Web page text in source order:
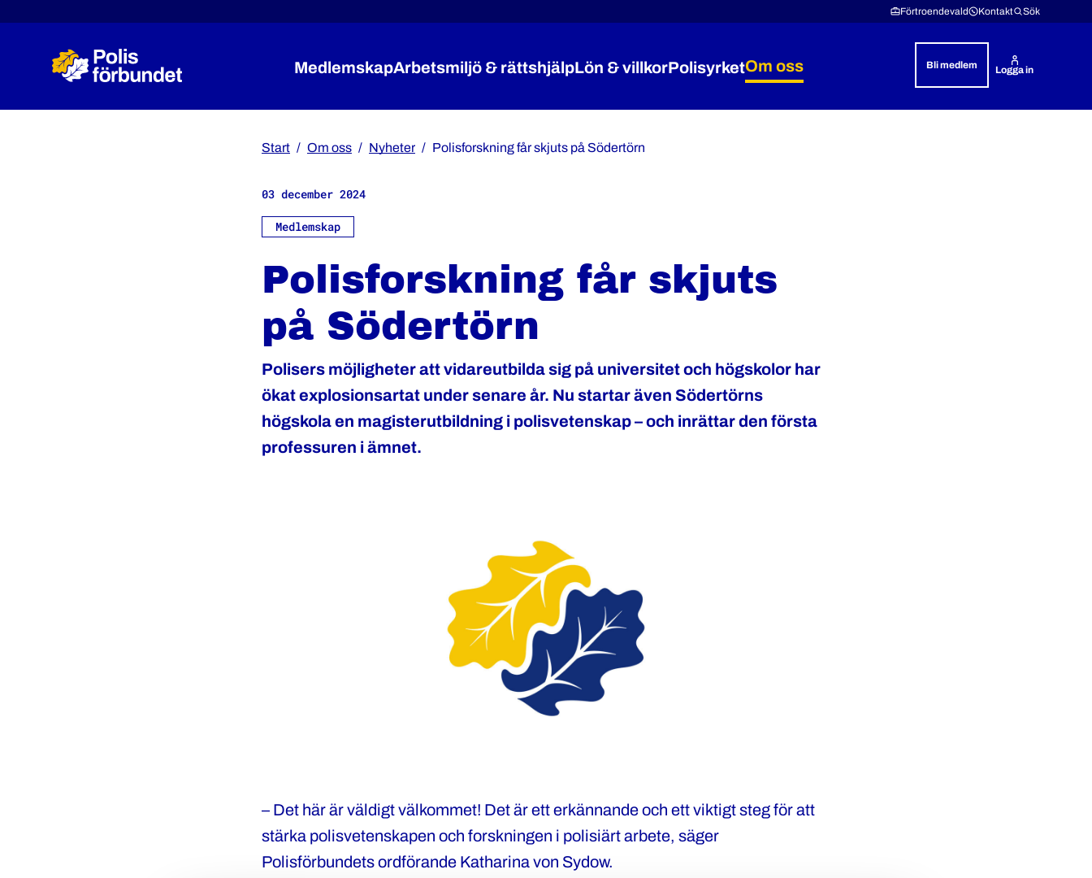
Förtroendevald Kontakt Sök
MedlemskapExpandera Medlemskap
Arbetsmiljö & rättshjälpExpandera Arbetsmiljö & rättshjälp
Lön & villkorExpandera Lön & villkor
PolisyrketExpandera Polisyrket
Om oss
Expandera Om oss
Bli medlem Logga in
Start Om oss Nyheter Polisforskning får skjuts på Södertörn
03 december 2024
Medlemskap
Polisforskning får skjuts
på Södertörn
Polisers möjligheter att vidareutbilda sig på universitet och högskolor har
ökat explosionsartat under senare år. Nu startar även Södertörns
högskola en magisterutbildning i polisvetenskap – och inrättar den första
professuren i ämnet.
– Det här är väldigt välkommet! Det är ett erkännande och ett viktigt steg för att
stärka polisvetenskapen och forskningen i polisiärt arbete, säger
Polisförbundets ordförande Katharina von Sydow.